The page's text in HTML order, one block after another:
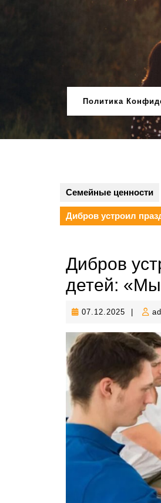
Политика
Семейные ценности
Дибров устроил
Дибров
детей: «Мы
07.12.2025